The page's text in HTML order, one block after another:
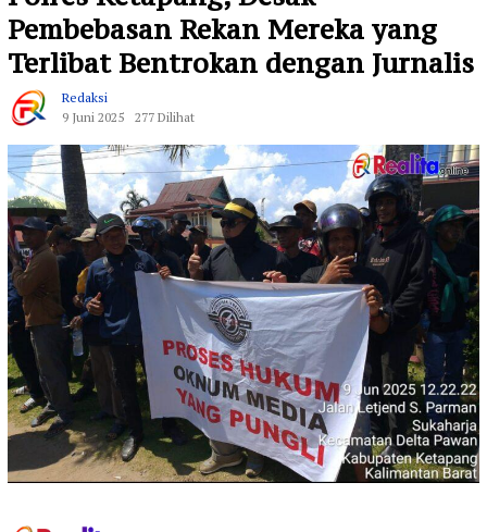
Pembebasan Rekan Mereka yang
Terlibat Bentrokan dengan Jurnalis
Redaksi
9 Juni 2025
277 Dilihat